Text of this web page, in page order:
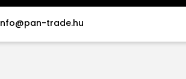
trade.hu